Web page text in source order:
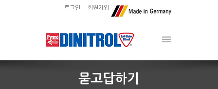
로그인 회원가입